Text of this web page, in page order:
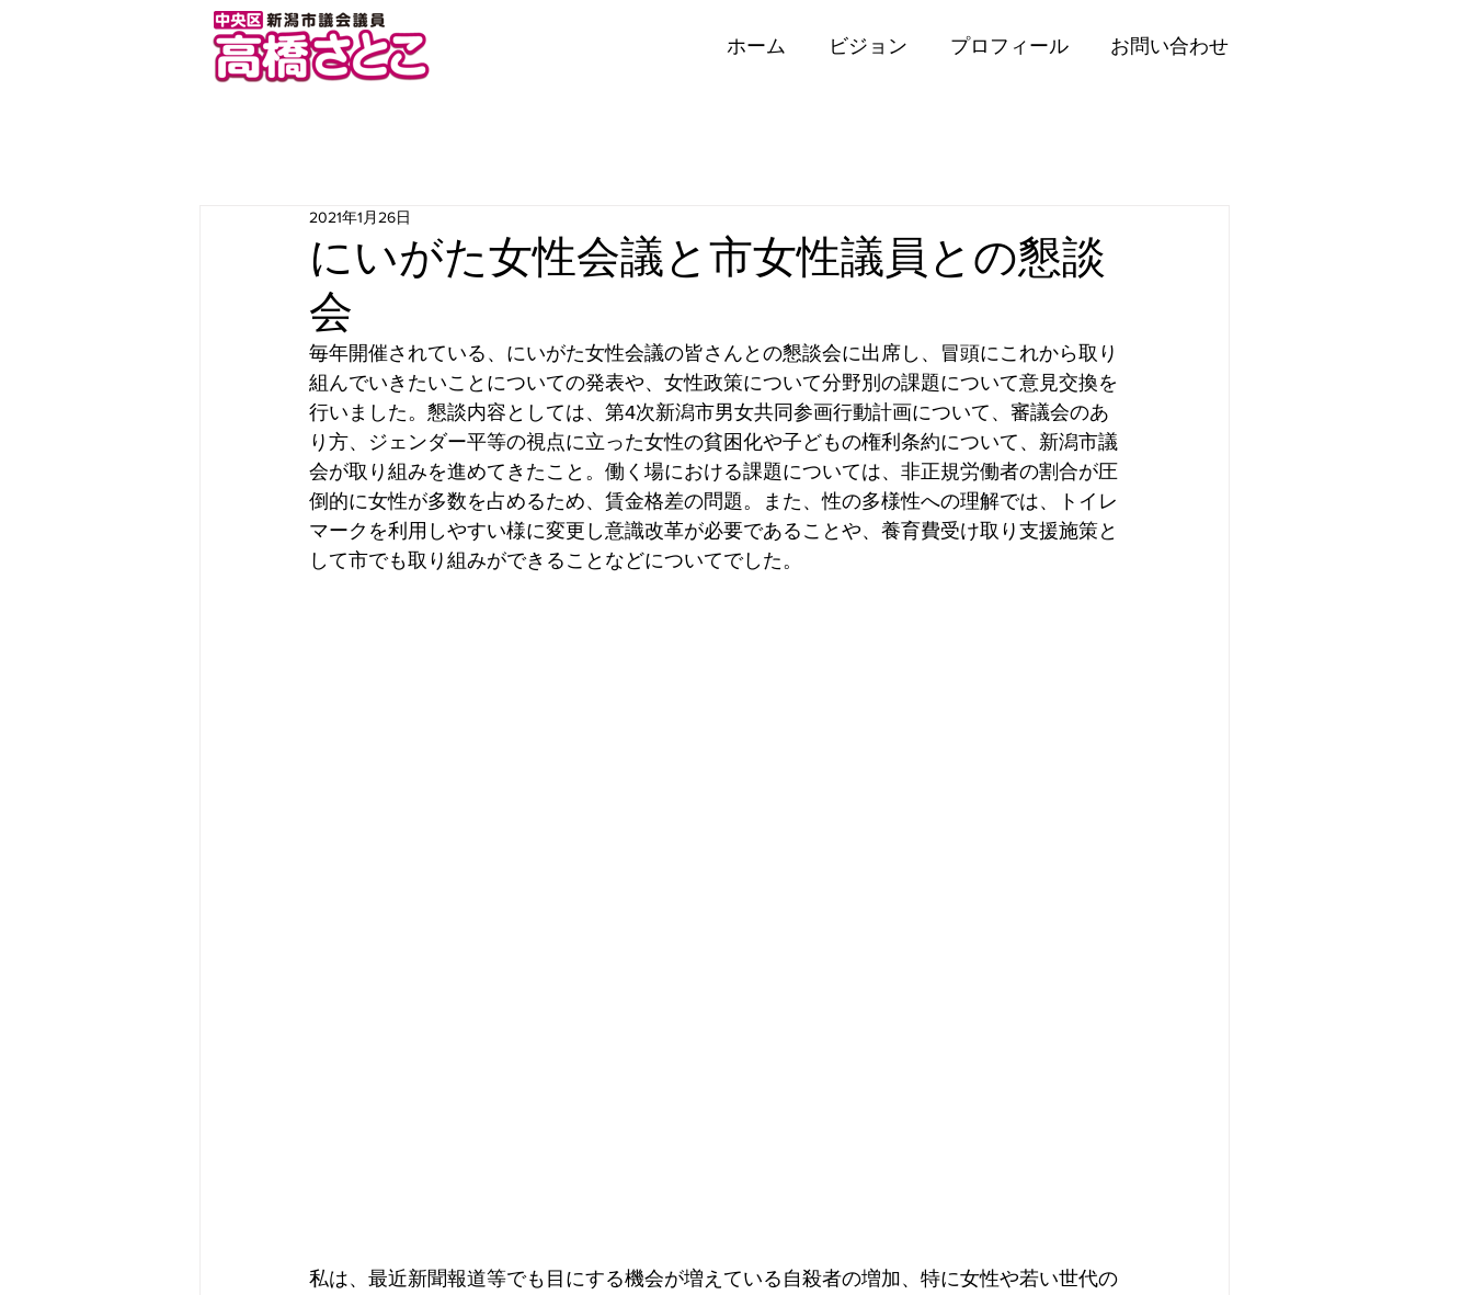
ホーム ビジョン プロフィール お問い合わせ
にいがた女性会議と市女性議員との懇談
会
2021年1月26日
毎年開催されている、にいがた女性会議の皆さんとの懇談会に出席し、冒頭にこれから取り
組んでいきたいことについての発表や、女性政策について分野別の課題について意見交換を
行いました。懇談内容としては、第4次新潟市男女共同参画行動計画について、審議会のあ
り方、ジェンダー平等の視点に立った女性の貧困化や子どもの権利条約について、新潟市議
会が取り組みを進めてきたこと。働く場における課題については、非正規労働者の割合が圧
倒的に女性が多数を占めるため、賃金格差の問題。また、性の多様性への理解では、トイレ
マークを利用しやすい様に変更し意識改革が必要であることや、養育費受け取り支援施策と
して市でも取り組みができることなどについてでした。
私は、最近新聞報道等でも目にする機会が増えている自殺者の増加、特に女性や若い世代の